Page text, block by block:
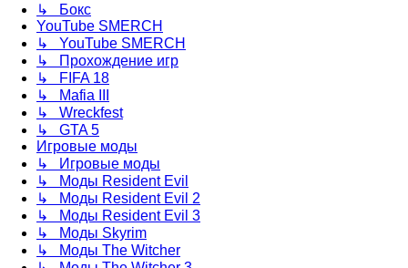
↳ Бокс
YouTube SMERCH
↳ YouTube SMERCH
↳ Прохождение игр
↳ FIFA 18
↳ Mafia III
↳ Wreckfest
↳ GTA 5
Игровые моды
↳ Игровые моды
↳ Моды Resident Evil
↳ Моды Resident Evil 2
↳ Моды Resident Evil 3
↳ Моды Skyrim
↳ Моды The Witcher